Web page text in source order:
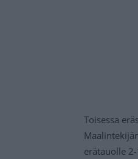
Toisessa
erätauolle 2-